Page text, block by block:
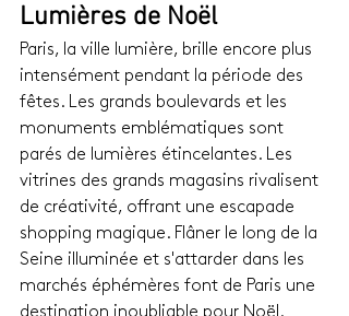
Lumières de Noël
Paris, la ville lumière, brille encore plus
intensément pendant la période des
fêtes. Les grands boulevards et les
monuments emblématiques sont
parés de lumières étincelantes. Les
vitrines des grands magasins rivalisent
de créativité, offrant une escapade
shopping magique. Flâner le long de la
Seine illuminée et s'attarder dans les
marchés éphémères font de Paris une